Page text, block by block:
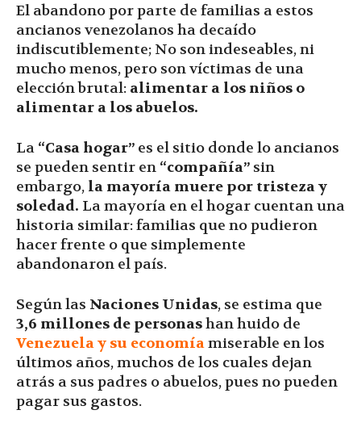
El abandono por parte de familias a estos
ancianos venezolanos ha decaído
indiscutiblemente; No son indeseables, ni
mucho menos, pero son víctimas de una
elección brutal: alimentar a los niños o
alimentar a los abuelos.
La “Casa hogar” es el sitio donde lo ancianos
se pueden sentir en “compañía” sin
embargo, la mayoría muere por tristeza y
soledad. La mayoría en el hogar cuentan una
historia similar: familias que no pudieron
hacer frente o que simplemente
abandonaron el país.
Según las Naciones Unidas, se estima que
3,6 millones de personashan huido de
Venezuela y su economíamiserable en los
últimos años, muchos de los cuales dejan
atrás a sus padres o abuelos, pues no pueden
pagar sus gastos.